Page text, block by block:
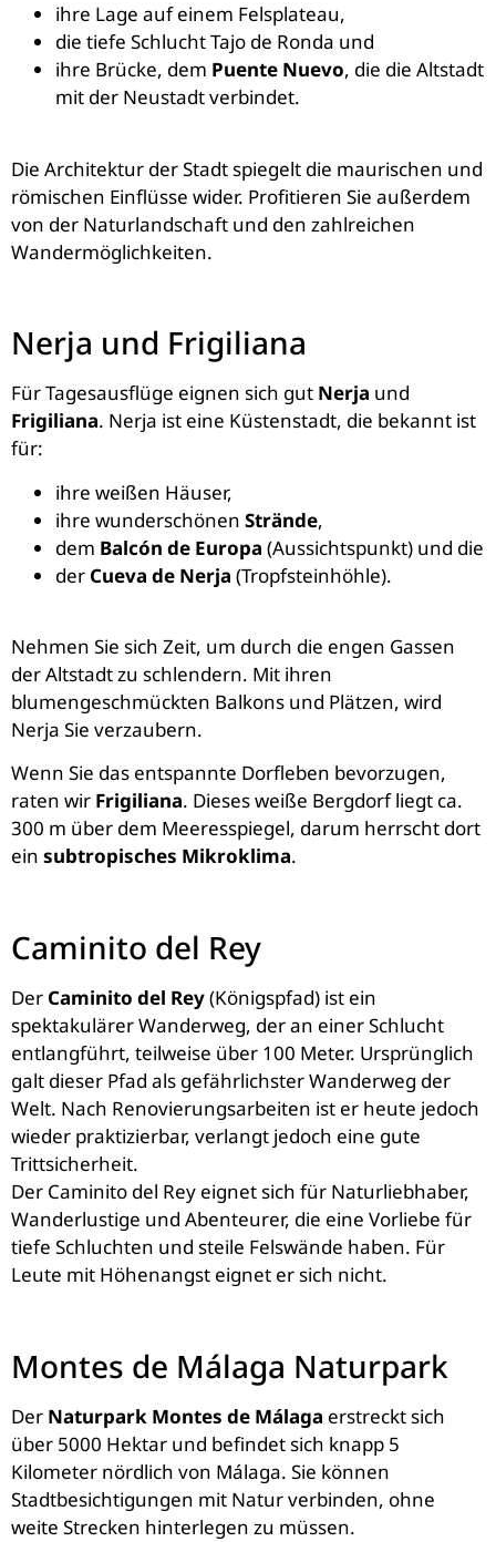
ihre Lage auf einem Felsplateau,
die tiefe Schlucht Tajo de Ronda und
ihre Brücke, dem Puente Nuevo, die die Altstadt
mit der Neustadt verbindet.
Die Architektur der Stadt spiegelt die maurischen und
römischen Einflüsse wider. Profitieren Sie außerdem
von der Naturlandschaft und den zahlreichen
Wandermöglichkeiten.
Nerja und Frigiliana
Für Tagesausflüge eignen sich gut Nerja und
Frigiliana. Nerja ist eine Küstenstadt, die bekannt ist
für:
ihre weißen Häuser,
ihre wunderschönen Strände,
dem Balcón de Europa (Aussichtspunkt) und die
der Cueva de Nerja (Tropfsteinhöhle).
Nehmen Sie sich Zeit, um durch die engen Gassen
der Altstadt zu schlendern. Mit ihren
blumengeschmückten Balkons und Plätzen, wird
Nerja Sie verzaubern.
Wenn Sie das entspannte Dorfleben bevorzugen,
raten wir Frigiliana. Dieses weiße Bergdorf liegt ca.
300 m über dem Meeresspiegel, darum herrscht dort
ein subtropisches Mikroklima.
Caminito del Rey
Der Caminito del Rey(Königspfad) ist ein
spektakulärer Wanderweg, der an einer Schlucht
entlangführt, teilweise über 100 Meter. Ursprünglich
galt dieser Pfad als gefährlichster Wanderweg der
Welt. Nach Renovierungsarbeiten ist er heute jedoch
wieder praktizierbar, verlangt jedoch eine gute
Trittsicherheit.
Der Caminito del Rey eignet sich für Naturliebhaber,
Wanderlustige und Abenteurer, die eine Vorliebe für
tiefe Schluchten und steile Felswände haben. Für
Leute mit Höhenangst eignet er sich nicht.
Montes de Málaga Naturpark
Der Naturpark Montes de Málaga erstreckt sich
über 5000 Hektar und befindet sich knapp 5
Kilometer nördlich von Málaga. Sie können
Stadtbesichtigungen mit Natur verbinden, ohne
weite Strecken hinterlegen zu müssen.